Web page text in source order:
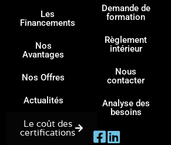
Les
Financements
Nos
Avantages
Nos Offres
Actualités
Le coût des
certifications
Demande de
formation
Règlement
intérieur
Nous
contacter
Analyse des
besoins